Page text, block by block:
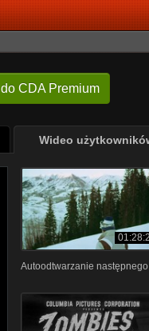
do CDA Premium
Wideo
Autoodtwarzanie